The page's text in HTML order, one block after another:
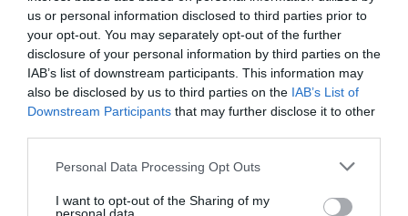
us or personal information disclosed to third parties prior to
your opt-out. You may separately opt-out of the further
disclosure of your personal information by third parties on the
IAB’s list of downstream participants. This information may
also be disclosed by us to third parties on the IAB’s List of
Downstream Participants that may further disclose it to other
Please note that this website/app uses one or more Google
not limited to your visit or usage behaviour. You may click to
Personal Data Processing Opt Outs
I want to opt-out of the Sharing of my
ομορφιά, τις εντυπωσιακές παραλίες, τα
παραδοσιακά χωριά, τα σηματοδοτημένα μονοπάτια
και τη σημαντική πολιτιστική της κληρονομιά.
15:45 | 08 Αυγούστου 2026 Ελλάδα